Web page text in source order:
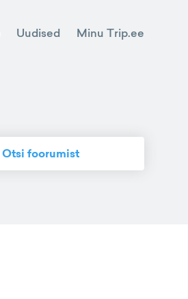
Uudised Minu Trip.ee
Otsi foorumist